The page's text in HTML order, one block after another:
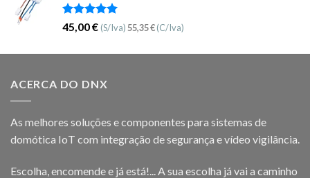
Avaliação
5.00
de 5
45,00€ (S/Iva)55,35€(C/Iva)
ACERCA DO DNX
As melhores soluções e componentes para sistemas de
domótica IoT com integração de segurança e vídeo vigilância.
Escolha, encomende e já está!... A sua escolha já vai a caminho